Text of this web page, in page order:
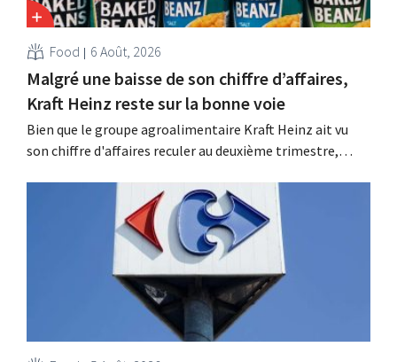
Food 6 Août, 2026
Malgré une baisse de son chiffre d’affaires,
Kraft Heinz reste sur la bonne voie
Bien que le groupe agroalimentaire Kraft Heinz ait vu
son chiffre d'affaires reculer au deuxième trimestre,
aux prévisions. La multinationale augmente ses
investissements et revoit ses prévisions à la hausse.